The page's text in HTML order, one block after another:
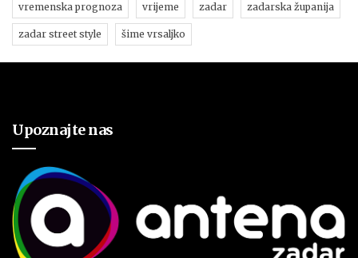
vremenska prognoza vrijeme zadar zadarska županija
zadar street style šime vrsaljko
Upoznajte nas